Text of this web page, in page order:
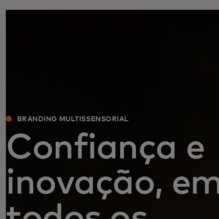
BRANDING MULTISSENSORIAL
Confiança e
inovação,